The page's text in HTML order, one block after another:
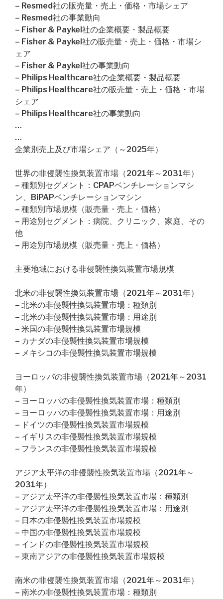
– Resmed社の販売量・売上・価格・市場シェア
– Resmed社の事業動向
– Fisher & Paykel社の企業概要・製品概要
– Fisher & Paykel社の販売量・売上・価格・市場シ
ェア
– Fisher & Paykel社の事業動向
– Philips Healthcare社の企業概要・製品概要
– Philips Healthcare社の販売量・売上・価格・市場
シェア
– Philips Healthcare社の事業動向
…
…
企業別売上及び市場シェア（～2025年）
世界の非侵襲性換気装置市場（2021年～2031年）
– 種類別セグメント：CPAPベンチレーションマシ
ン、BiPAPベンチレーションマシン
– 種類別市場規模（販売量・売上・価格）
– 用途別セグメント：病院、クリニック、家庭、その
他
– 用途別市場規模（販売量・売上・価格）
主要地域における非侵襲性換気装置市場規模
北米の非侵襲性換気装置市場（2021年～2031年）
– 北米の非侵襲性換気装置市場：種類別
– 北米の非侵襲性換気装置市場：用途別
– 米国の非侵襲性換気装置市場規模
– カナダの非侵襲性換気装置市場規模
– メキシコの非侵襲性換気装置市場規模
ヨーロッパの非侵襲性換気装置市場（2021年～2031
年）
– ヨーロッパの非侵襲性換気装置市場：種類別
– ヨーロッパの非侵襲性換気装置市場：用途別
– ドイツの非侵襲性換気装置市場規模
– イギリスの非侵襲性換気装置市場規模
– フランスの非侵襲性換気装置市場規模
アジア太平洋の非侵襲性換気装置市場（2021年～
2031年）
– アジア太平洋の非侵襲性換気装置市場：種類別
– アジア太平洋の非侵襲性換気装置市場：用途別
– 日本の非侵襲性換気装置市場規模
– 中国の非侵襲性換気装置市場規模
– インドの非侵襲性換気装置市場規模
– 東南アジアの非侵襲性換気装置市場規模
南米の非侵襲性換気装置市場（2021年～2031年）
– 南米の非侵襲性換気装置市場：種類別